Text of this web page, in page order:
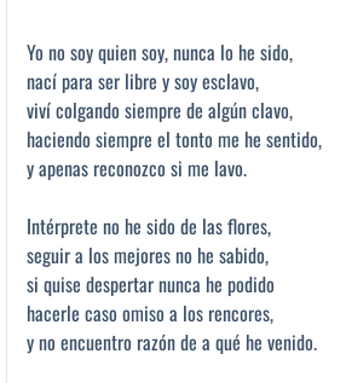
Yo no soy quien soy, nunca lo he sido,
nací para ser libre y soy esclavo,
viví colgando siempre de algún clavo,
haciendo siempre el tonto me he sentido,
y apenas reconozco si me lavo.
Intérprete no he sido de las flores,
seguir a los mejores no he sabido,
si quise despertar nunca he podido
hacerle caso omiso a los rencores,
y no encuentro razón de a qué he venido.